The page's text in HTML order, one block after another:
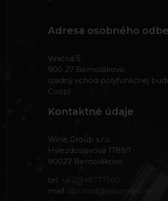
Adresa osobného
Viničná 5
900 27 Bernolákovo
(zadný vchod polyfunkčnej
Coop)
Kontaktné údaje
Wine Group s.r.o.
Hviezdoslavová 1789/1
90027 Bernolákovo
tel: +421948777140
mail: obchod@jasomvino.sk